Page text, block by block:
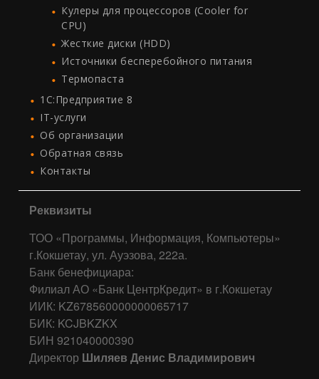
Кулеры для процессоров (Cooler for
CPU)
Жесткие диски (HDD)
Источники бесперебойного питания
Термопаста
1C:Предприятие 8
IT-услуги
Об организации
Обратная связь
Контакты
Реквизиты
ТОО «Программы, Информация, Компьютеры»
г.Кокшетау, ул. Ауэзова, 222а.
Банк бенефициара:
Филиал АО «Банк ЦентрКредит» в г.Кокшетау
ИИК: KZ678560000000065717
БИК: KCJBKZKX
БИН 921040000390
Директор Шиляев Денис Владимирович